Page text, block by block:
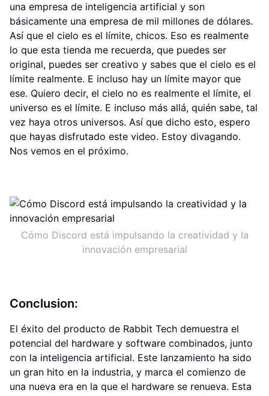
una empresa de inteligencia artificial y son
básicamente una empresa de mil millones de dólares.
Así que el cielo es el límite, chicos. Eso es realmente
lo que esta tienda me recuerda, que puedes ser
original, puedes ser creativo y sabes que el cielo es el
límite realmente. E incluso hay un límite mayor que
ese. Quiero decir, el cielo no es realmente el límite, el
universo es el límite. E incluso más allá, quién sabe, tal
vez haya otros universos. Así que dicho esto, espero
que hayas disfrutado este video. Estoy divagando.
Nos vemos en el próximo.
Cómo Discord está impulsando la creatividad y la
innovación empresarial
Conclusion:
El éxito del producto de Rabbit Tech demuestra el
potencial del hardware y software combinados, junto
con la inteligencia artificial. Este lanzamiento ha sido
un gran hito en la industria, y marca el comienzo de
una nueva era en la que el hardware se renueva. Esta